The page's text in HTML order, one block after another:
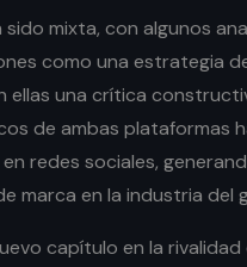
mixta, con algunos
como una estrategia
ellas una crítica
de ambas plataformas
redes sociales,
marca en la industria del
capítulo en la